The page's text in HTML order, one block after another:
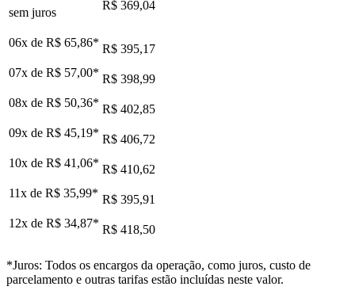
sem juros
R$ 369,04
06x de R$ 65,86* R$ 395,17
07x de R$ 57,00* R$ 398,99
08x de R$ 50,36* R$ 402,85
09x de R$ 45,19* R$ 406,72
10x de R$ 41,06* R$ 410,62
11x de R$ 35,99* R$ 395,91
12x de R$ 34,87* R$ 418,50
*Juros: Todos os encargos da operação, como juros, custo de
parcelamento e outras tarifas estão incluídas neste valor.